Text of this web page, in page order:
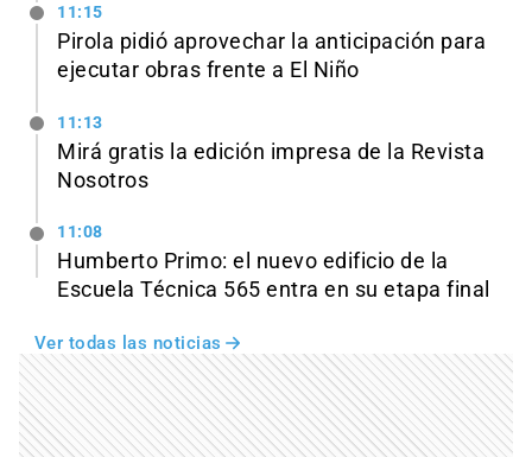
11:15
Pirola pidió aprovechar la anticipación para
ejecutar obras frente a El Niño
11:13
Mirá gratis la edición impresa de la Revista
Nosotros
11:08
Humberto Primo: el nuevo edificio de la
Escuela Técnica 565 entra en su etapa final
Ver todas las noticias